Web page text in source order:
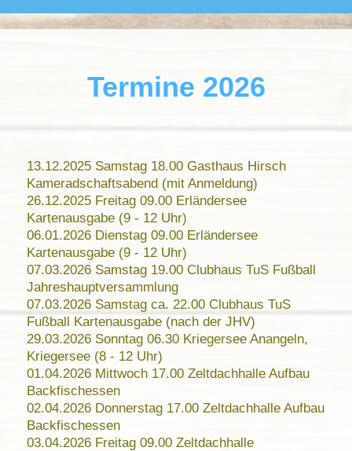
Termine 2026
13.12.2025 Samstag 18.00 Gasthaus Hirsch
Kameradschaftsabend (mit Anmeldung)
26.12.2025 Freitag 09.00 Erländersee
Kartenausgabe (9 - 12 Uhr)
06.01.2026 Dienstag 09.00 Erländersee
Kartenausgabe (9 - 12 Uhr)
07.03.2026 Samstag 19.00 Clubhaus TuS Fußball
Jahreshauptversammlung
07.03.2026 Samstag ca. 22.00 Clubhaus TuS
Fußball Kartenausgabe (nach der JHV)
29.03.2026 Sonntag 06.30 Kriegersee Anangeln,
Kriegersee (8 - 12 Uhr)
01.04.2026 Mittwoch 17.00 Zeltdachhalle Aufbau
Backfischessen
02.04.2026 Donnerstag 17.00 Zeltdachhalle Aufbau
Backfischessen
03.04.2026 Freitag 09.00 Zeltdachhalle